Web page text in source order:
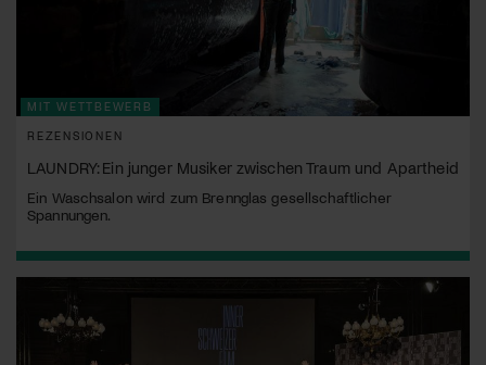
MIT WETTBEWERB
REZENSIONEN
LAUNDRY: Ein junger Musiker zwischen Traum und Apartheid
Ein Waschsalon wird zum Brennglas gesellschaftlicher
Spannungen.